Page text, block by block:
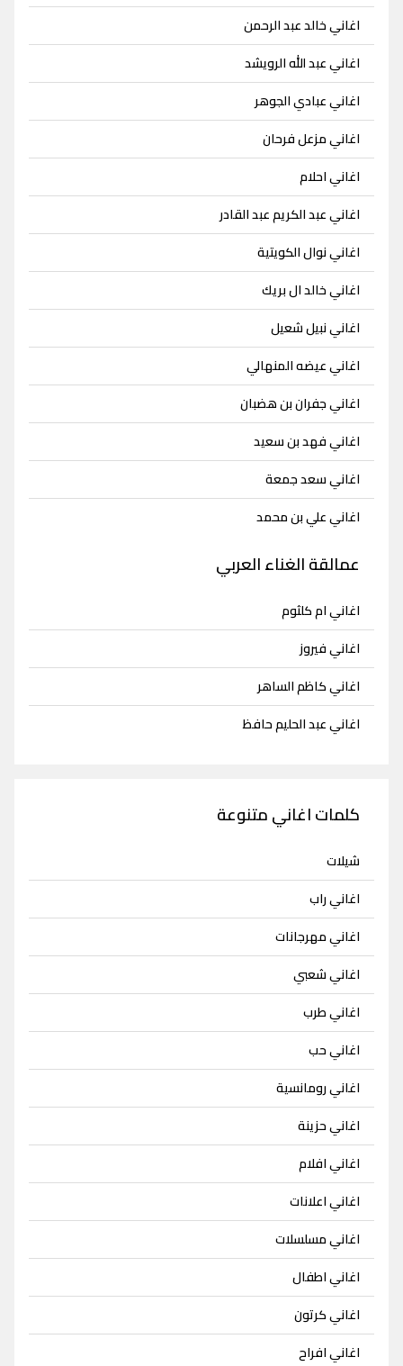
اغاني خالد عبد الرحمن
اغاني عبد الله الرويشد
اغاني عبادي الجوهر
اغاني مزعل فرحان
اغاني احلام
اغاني عبد الكريم عبد القادر
اغاني نوال الكويتية
اغاني خالد ال بريك
اغاني نبيل شعيل
اغاني عيضه المنهالي
اغاني جفران بن هضبان
اغاني فهد بن سعيد
اغاني سعد جمعة
اغاني علي بن محمد
عمالقة الغناء العربي
اغاني ام كلثوم
اغاني فيروز
اغاني كاظم الساهر
اغاني عبد الحليم حافظ
كلمات اغاني متنوعة
شيلات
اغاني راب
اغاني مهرجانات
اغاني شعبي
اغاني طرب
اغاني حب
اغاني رومانسية
اغاني حزينة
اغاني افلام
اغاني اعلانات
اغاني مسلسلات
اغاني اطفال
اغاني كرتون
اغاني افراح